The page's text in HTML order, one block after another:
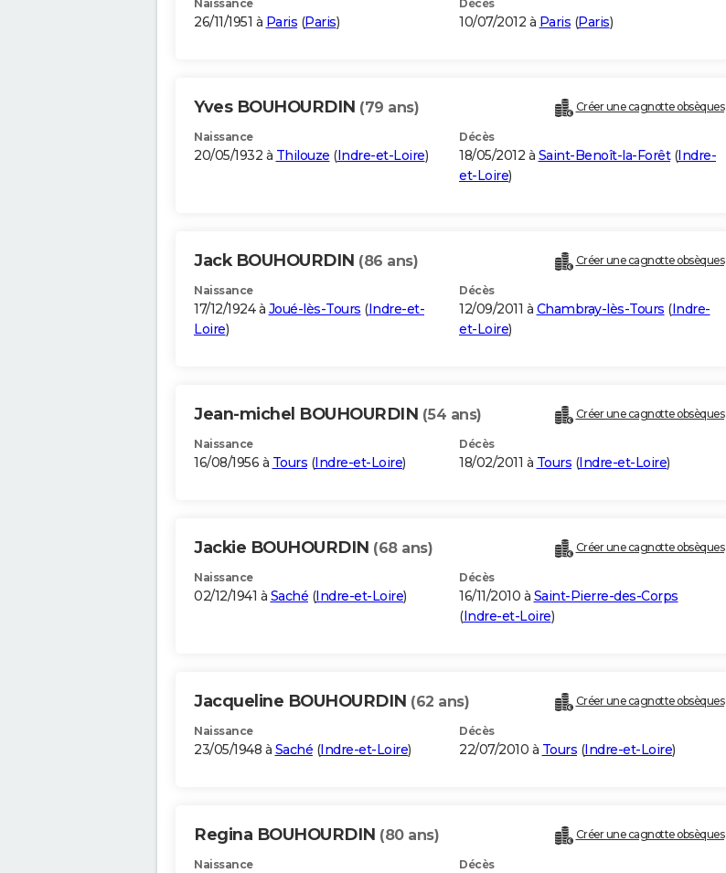
Naissance
26/11/1951 à Paris (Paris)
Décès
10/07/2012 à Paris (Paris)
Yves BOUHOURDIN (79 ans) Créer une cagnotte obsèques
Naissance
20/05/1932 à Thilouze (Indre-et-Loire)
Décès
18/05/2012 à Saint-Benoît-la-Forêt(Indre-
et-Loire)
Jack BOUHOURDIN (86 ans) Créer une cagnotte obsèques
Naissance
17/12/1924 à Joué-lès-Tours (Indre-et-
Loire)
Décès
12/09/2011 à Chambray-lès-Tours (Indre-
et-Loire)
Jean-michel BOUHOURDIN (54 ans) Créer une cagnotte obsèques
Naissance
16/08/1956 à Tours (Indre-et-Loire)
Décès
18/02/2011 à Tours (Indre-et-Loire)
Jackie BOUHOURDIN (68 ans) Créer une cagnotte obsèques
Naissance
02/12/1941 à Saché (Indre-et-Loire)
Décès
16/11/2010 à Saint-Pierre-des-Corps
(Indre-et-Loire)
Jacqueline BOUHOURDIN (62 ans) Créer une cagnotte obsèques
Naissance
23/05/1948 à Saché (Indre-et-Loire)
Décès
22/07/2010 à Tours (Indre-et-Loire)
Regina BOUHOURDIN (80 ans) Créer une cagnotte obsèques
Naissance Décès